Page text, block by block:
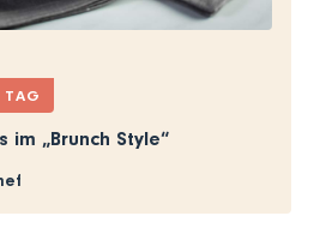
TAG
im „Brunch Style“